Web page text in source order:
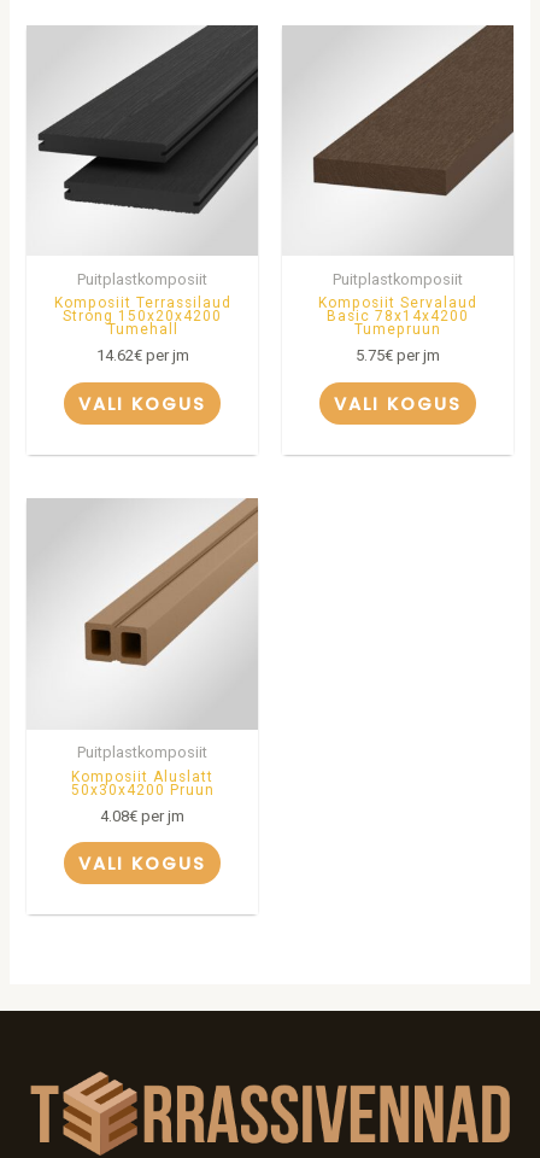
Puitplastkomposiit
Komposiit Terrassilaud
Strong 150x20x4200
Tumehall
14.62€per jm
VALI KOGUS
Puitplastkomposiit
Komposiit Servalaud
Basic 78x14x4200
Tumepruun
5.75€per jm
VALI KOGUS
Puitplastkomposiit
Komposiit Aluslatt
50x30x4200 Pruun
4.08€ per jm
VALI KOGUS